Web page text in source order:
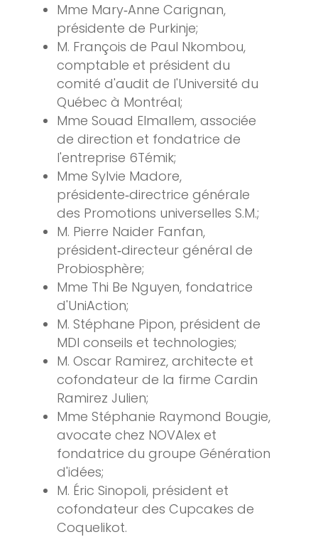
Mme Mary‑Anne Carignan,
présidente de Purkinje;
M. François de Paul Nkombou,
comptable et président du
comité d'audit de l'Université du
Québec à Montréal;
Mme Souad Elmallem, associée
de direction et fondatrice de
l'entreprise 6Témik;
Mme Sylvie Madore,
présidente‑directrice générale
des Promotions universelles S.M.;
M. Pierre Naider Fanfan,
président‑directeur général de
Probiosphère;
Mme Thi Be Nguyen, fondatrice
d'UniAction;
M. Stéphane Pipon, président de
MDI conseils et technologies;
M. Oscar Ramirez, architecte et
cofondateur de la firme Cardin
Ramirez Julien;
Mme Stéphanie Raymond Bougie,
avocate chez NOVAlex et
fondatrice du groupe Génération
d'idées;
M. Éric Sinopoli, président et
cofondateur des Cupcakes de
Coquelikot.